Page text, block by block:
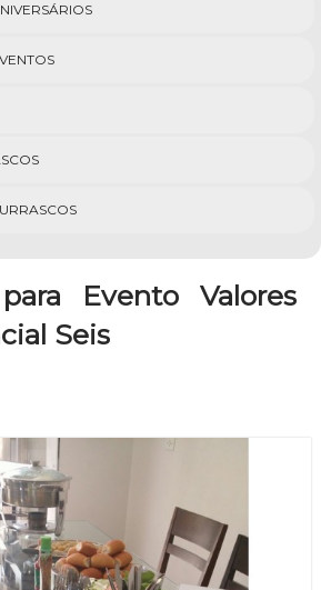
Evento Valores
Seis